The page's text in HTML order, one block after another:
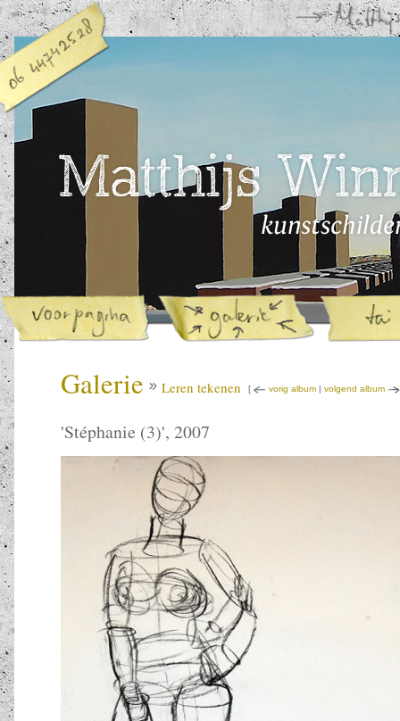
Galerie Leren tekenen [ vorig album | volgend album
'Stéphanie (3)', 2007